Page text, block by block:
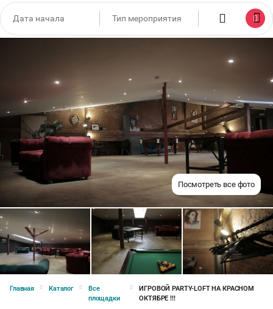
Посмотреть все фото
Главная Каталог
Все
площадки
ИГРОВОЙ PARTY-LOFT НА КРАСНОМ
ОКТЯБРЕ !!!